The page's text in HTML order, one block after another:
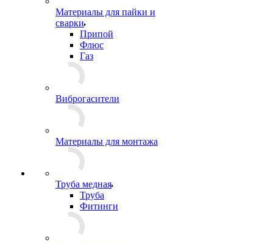
Материалы для пайки и
сварки
Припой
Флюс
Газ
Виброгасители
Материалы для монтажа
Труба медная
Труба
Фитинги